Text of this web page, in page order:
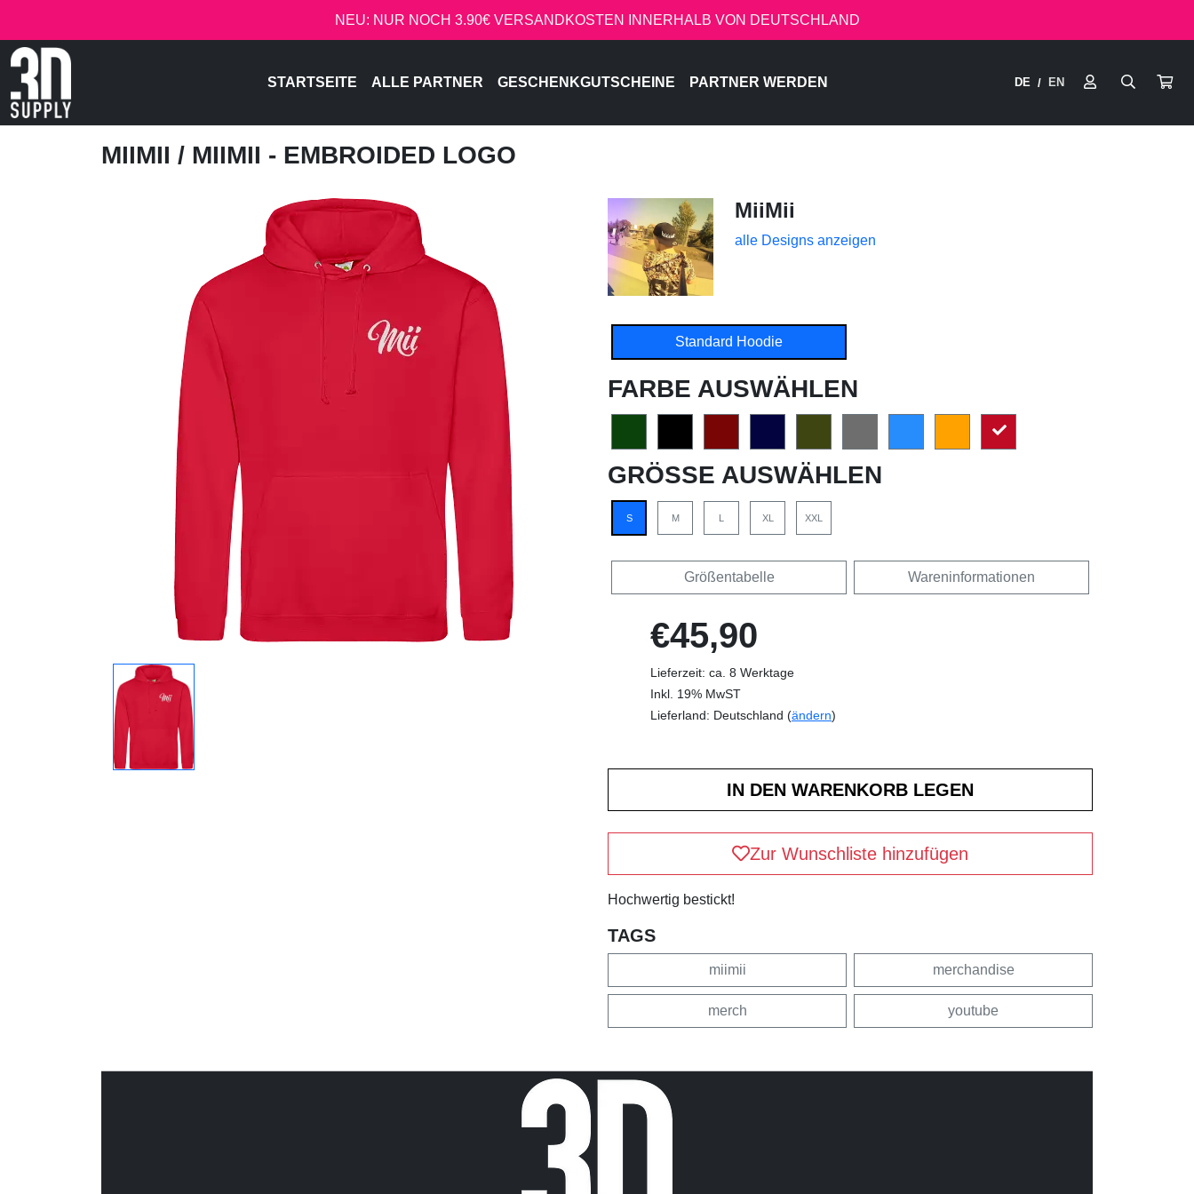
NEU: NUR NOCH 3.90€ VERSANDKOSTEN INNERHALB VON DEUTSCHLAND
STARTSEITE ALLE PARTNER GESCHENKGUTSCHEINE PARTNER WERDEN DE / EN
MIIMII / MIIMII - EMBROIDED LOGO
MiiMii
alle Designs anzeigen
Standard Hoodie
FARBE AUSWÄHLEN
GRÖSSE AUSWÄHLEN
S M L XL XXL
Größentabelle Wareninformationen
€45,90
Lieferzeit: ca. 8 Werktage
Inkl. 19% MwST
Lieferland: Deutschland (ändern)
Zur Wunschliste hinzufügen
Hochwertig bestickt!
TAGS
miimii merchandise
merch youtube